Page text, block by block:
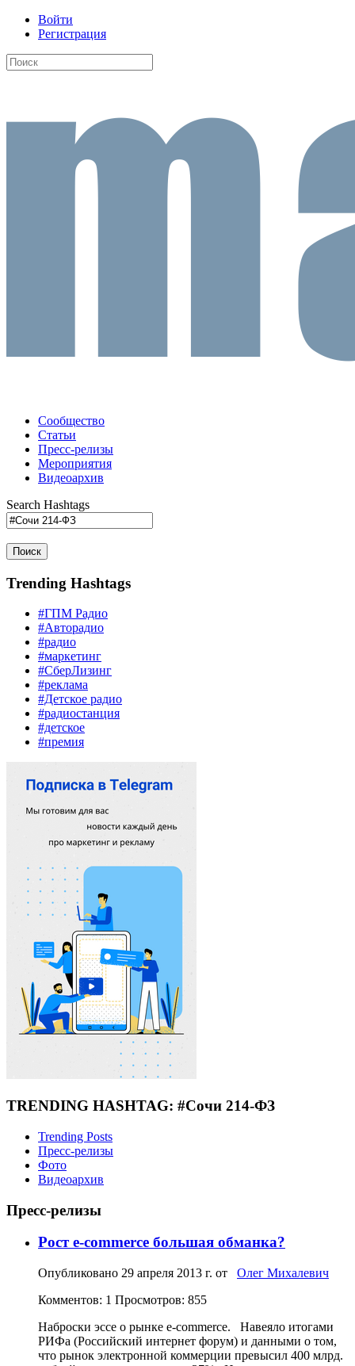
Войти
Регистрация
Сообщество
Статьи
Пресс-релизы
Мероприятия
Видеоархив
Search Hashtags
Поиск
Trending Hashtags
#ГПМ Радио
#Авторадио
#радио
#маркетинг
#СберЛизинг
#реклама
#Детское радио
#радиостанция
#детское
#премия
TRENDING HASHTAG: #Сочи 214-ФЗ
Trending Posts
Пресс-релизы
Фото
Видеоархив
Пресс-релизы
Рост e-commerce большая обманка?
Опубликовано 29 апреля 2013 г. от Олег Михалевич
Комментов: 1 Просмотров: 855
Наброски эссе о рынке e-commerce. Навеяло итогами
РИФа (Российский интернет форум) и данными о том,
что рынок электронной коммерции превысил 400 млрд.